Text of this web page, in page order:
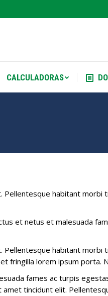
CALCULADORAS
habitant
et netus et malesuada
habitant
fringilla lorem ipsum porta.
fames ac turpis
tincidunt elit.
CALCULADORAS